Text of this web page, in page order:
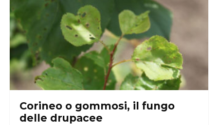
Corineo o gommosi, il fungo
delle drupacee